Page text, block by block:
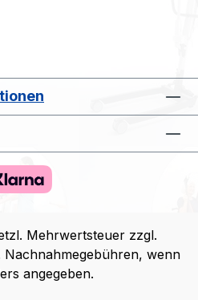
Mehrwertsteuer zzgl.
wenn
angegeben.